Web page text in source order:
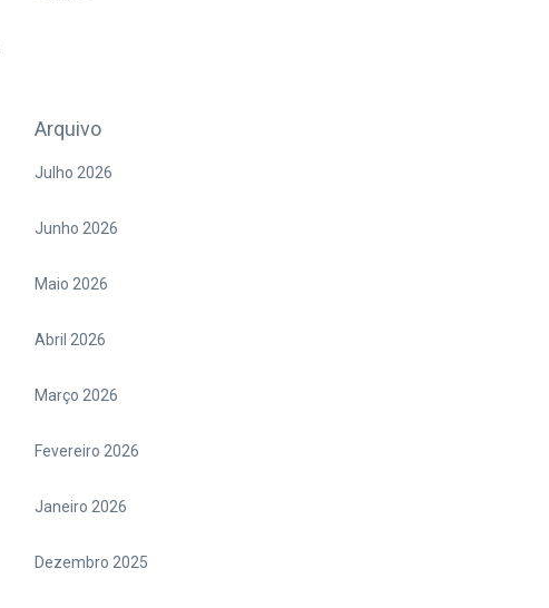
Arquivo
Julho 2026
Junho 2026
Maio 2026
Abril 2026
Março 2026
Fevereiro 2026
Janeiro 2026
Dezembro 2025